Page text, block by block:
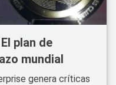
plan de
mundial
genera críticas